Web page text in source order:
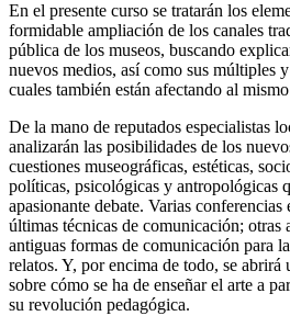
En el presente curso se tratarán los
formidable ampliación de los canales
pública de los museos, buscando
nuevos medios, así como sus múltiples
cuales también están afectando al
De la mano de reputados especialistas
analizarán las posibilidades de los
cuestiones museográficas, estéticas,
políticas, psicológicas y antropológicas
apasionante debate. Varias conferencias
últimas técnicas de comunicación; otras
antiguas formas de comunicación para
relatos. Y, por encima de todo, se abrirá
sobre cómo se ha de enseñar el arte a
su revolución pedagógica.